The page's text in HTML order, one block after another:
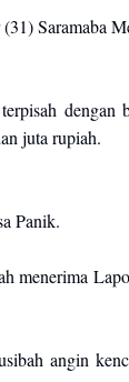
Saramaba
dengan
juta rupiah.
Panik.
menerima
angin